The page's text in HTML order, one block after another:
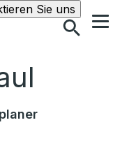
Sie unsSuche